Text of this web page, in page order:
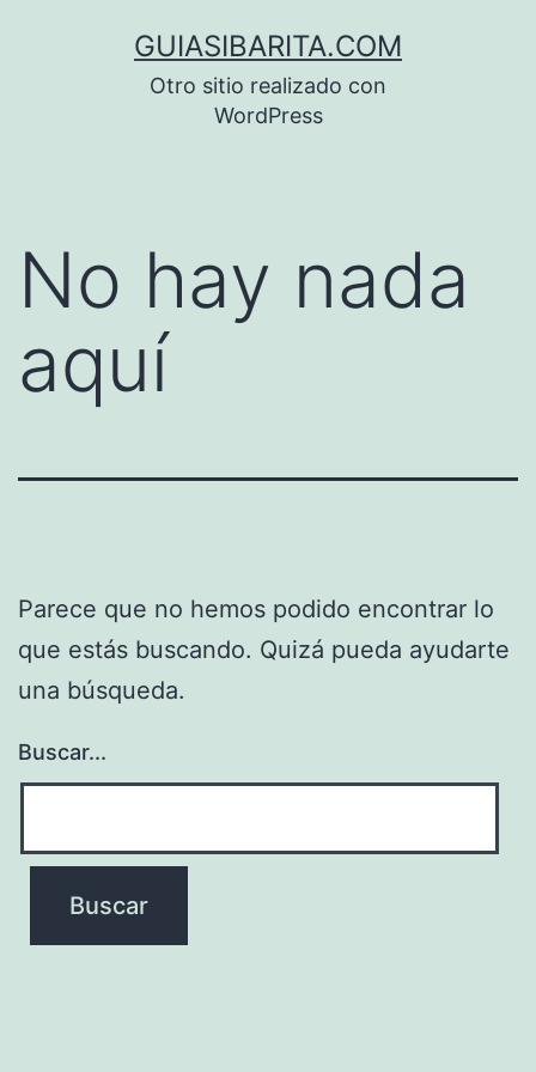
GUIASIBARITA.COM
Otro sitio realizado con
WordPress
No hay nada
aquí
Parece que no hemos podido encontrar lo
que estás buscando. Quizá pueda ayudarte
una búsqueda.
Buscar...